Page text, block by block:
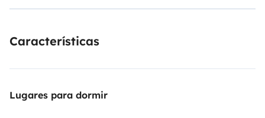
conforto.Tem painéis solares, baterias que podem ser
próprios painéis.Tem um depósito de água limpa de
aquecimento. Tem um fogão a gás com dois bicos.
Características
Lugares para dormir